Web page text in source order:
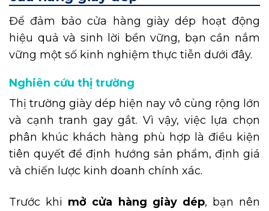
Để đảm bảo cửa hàng giày dép hoạt động
hiệu quả và sinh lời bền vững, bạn cần nắm
vững một số kinh nghiệm thực tiễn dưới đây.
Nghiên cứu thị trường
Thị trường giày dép hiện nay vô cùng rộng lớn
và cạnh tranh gay gắt. Vì vậy, việc lựa chọn
phân khúc khách hàng phù hợp là điều kiện
tiên quyết để định hướng sản phẩm, định giá
và chiến lược kinh doanh chính xác.
Trước khi mở cửa hàng giày dép, bạn nên